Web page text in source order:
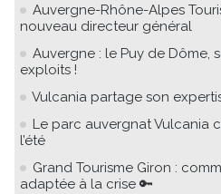
Auvergne-Rhône-Alpes
nouveau directeur général
Auvergne : le Puy de Dôme,
exploits !
Vulcania partage son
Le parc auvergnat Vulcania
l’été
Grand Tourisme Giron :
adaptée à la crise 🔑